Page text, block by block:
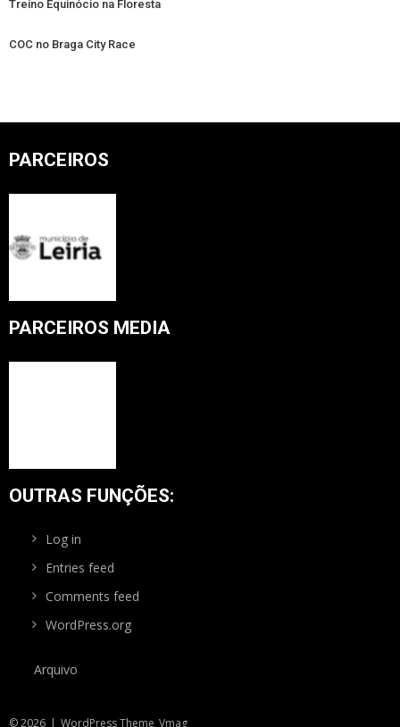
Treino Equinócio na Floresta
COC no Braga City Race
PARCEIROS
PARCEIROS MEDIA
OUTRAS FUNÇÕES:
Log in
Entries feed
Comments feed
WordPress.org
Arquivo
© 2026 | WordPress Theme Vmag